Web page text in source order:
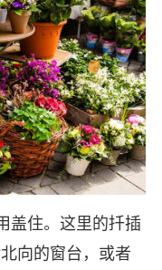
盖住。这里的扦插
向的窗台，或者